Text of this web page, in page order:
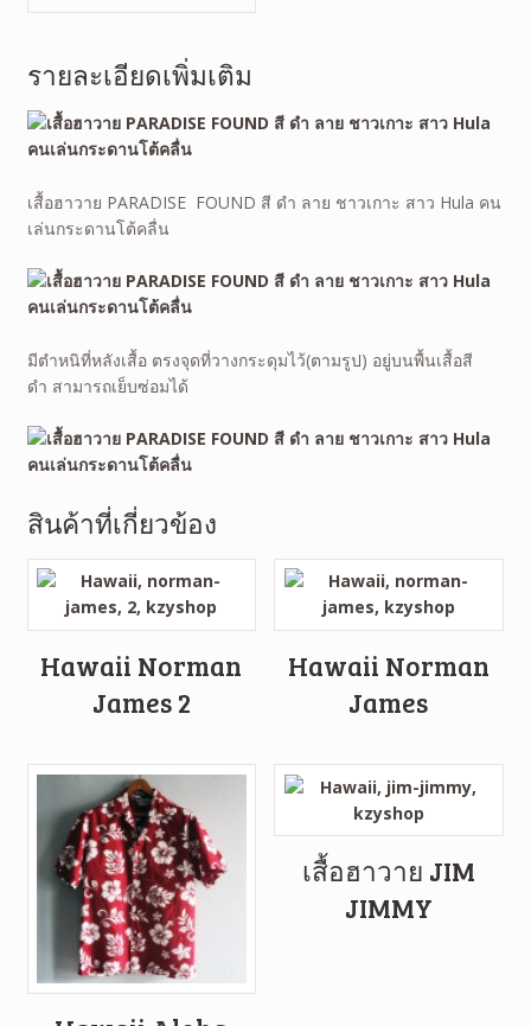
รายละเอียดเพิ่มเติม
เสื้อฮาวาย PARADISE FOUND สี ดำ ลาย ชาวเกาะ สาว Hula คน
เล่นกระดานโต้คลื่น
มีตำหนิที่หลังเสื้อ ตรงจุดที่วางกระดุมไว้(ตามรูป) อยู่บนพื้นเสื้อสี
ดำ สามารถเย็บซ่อมได้
สินค้าที่เกี่ยวข้อง
Hawaii Norman
James 2
Hawaii Norman
James
เสื้อฮาวาย JIM
JIMMY